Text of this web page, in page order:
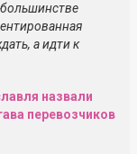
а идти к
назвали
перевозчиков